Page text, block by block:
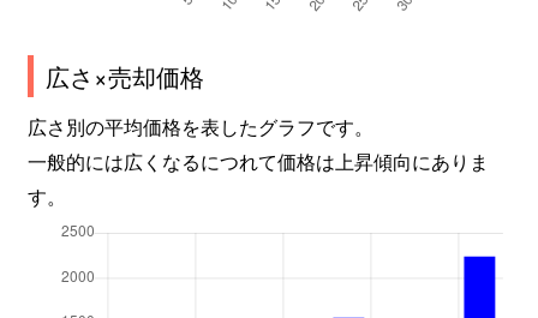
広さ×売却価格
広さ別の平均価格を表したグラフです。
一般的には広くなるにつれて価格は上昇傾向にありま
す。